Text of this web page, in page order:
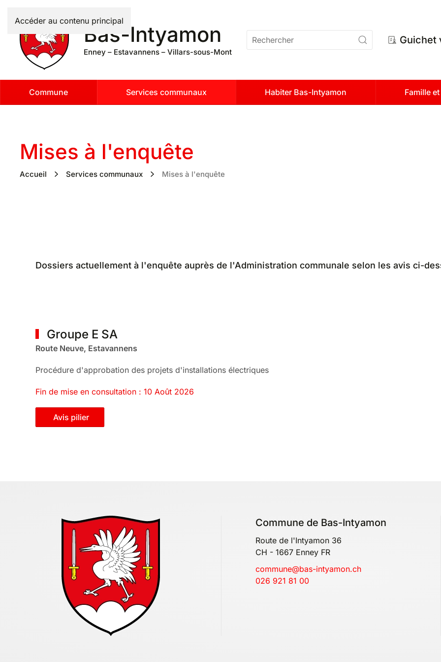
Accéder au contenu principal
Bas-Intyamon
Enney – Estavannens – Villars-sous-Mont
Guichet
Commune Services communaux Habiter Bas-Intyamon Famille
Mises à l'enquête
Accueil Services communaux Mises à l'enquête
Dossiers actuellement à l'enquête auprès de l'Administration communale selon les avis ci-
Groupe E SA
Route Neuve, Estavannens
Procédure d'approbation des projets d'installations électriques
Fin de mise en consultation : 10 Août 2026
Avis pilier
Commune de Bas-Intyamon
Route de l'Intyamon 36
CH - 1667 Enney FR
commune@bas-intyamon.ch
026 921 81 00